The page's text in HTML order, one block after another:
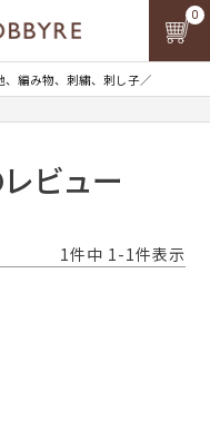
、編み物、刺繍、刺し子／
0
ビュー
1件中 1-1件表示